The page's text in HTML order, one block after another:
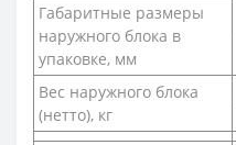
Габаритные размеры
наружного блока в
упаковке, мм
Вес наружного блока
(нетто), кг